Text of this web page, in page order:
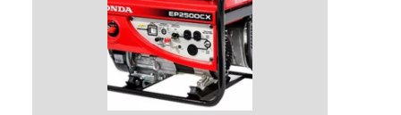
QUAIS SÃO AS GARANTIAS
OFERECIDAS PELA
ENERGIA24HORAS?
Oferecemos garantia de fábrica e suporte técnico